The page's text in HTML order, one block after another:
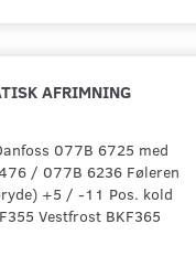
AFRIMNING
077B 6725 med
/ 077B 6236 Føleren
+5 / -11 Pos. kold
Vestfrost BKF365